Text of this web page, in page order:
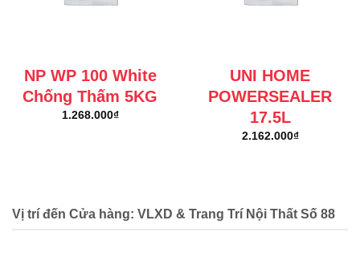
NP WP 100 White
Chống Thấm 5KG
1.268.000₫
UNI HOME
POWERSEALER
17.5L
2.162.000₫
Vị trí đến Cửa hàng: VLXD & Trang Trí Nội Thất Số 88